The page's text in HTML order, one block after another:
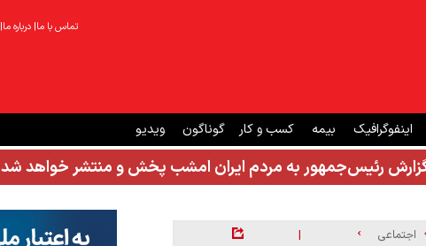
تماس با ما| درباره ما|
اینفوگرافیک بیمه کسب و کار گوناگون ویدیو
رئیس‌جمهور به مردم ایران امشب پخش و منتشر خواهد شد
اجتماعی |